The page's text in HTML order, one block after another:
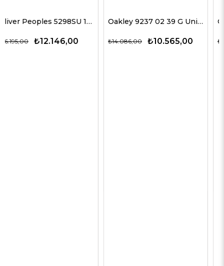
Oakley 9237 02 39 G Unisex Güneş Gözlükleri
₺10.565,00
₺14.086,00 ₺14.143,00
₺28.285,00